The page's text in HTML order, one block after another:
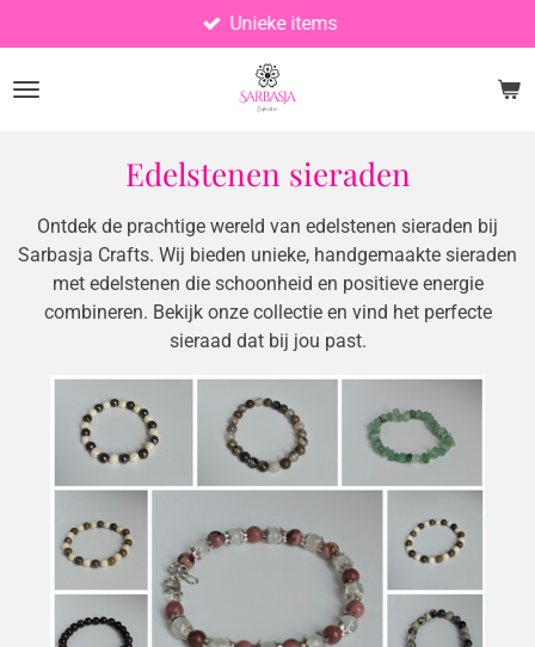
direct
naar
Unieke items
Edelstenen sieraden
Ontdek de prachtige wereld van edelstenen sieraden bij
Sarbasja Crafts. Wij bieden unieke, handgemaakte sieraden
met edelstenen die schoonheid en positieve energie
combineren. Bekijk onze collectie en vind het perfecte
sieraad dat bij jou past.